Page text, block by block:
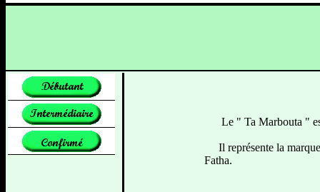
Le " Ta Marbouta "
Il représente la
Fatha.